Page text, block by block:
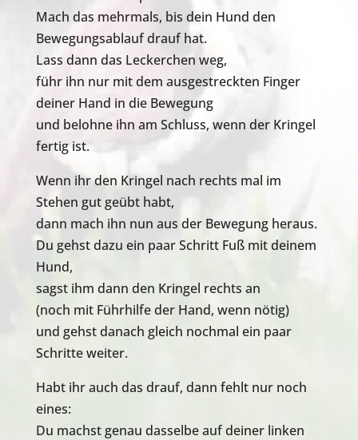
Mach das mehrmals, bis dein Hund den
Bewegungsablauf drauf hat.
Lass dann das Leckerchen weg,
führ ihn nur mit dem ausgestreckten Finger
deiner Hand in die Bewegung
und belohne ihn am Schluss, wenn der Kringel
fertig ist.
Wenn ihr den Kringel nach rechts mal im
Stehen gut geübt habt,
dann mach ihn nun aus der Bewegung heraus.
Du gehst dazu ein paar Schritt Fuß mit deinem
Hund,
sagst ihm dann den Kringel rechts an
(noch mit Führhilfe der Hand, wenn nötig)
und gehst danach gleich nochmal ein paar
Schritte weiter.
Habt ihr auch das drauf, dann fehlt nur noch
eines:
Du machst genau dasselbe auf deiner linken